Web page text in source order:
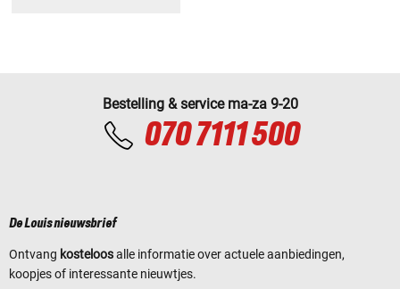
Bestelling & service ma-za 9-20
070 7111 500
De Louis nieuwsbrief
Ontvang kosteloosalle informatie over actuele aanbiedingen,
koopjes of interessante nieuwtjes.